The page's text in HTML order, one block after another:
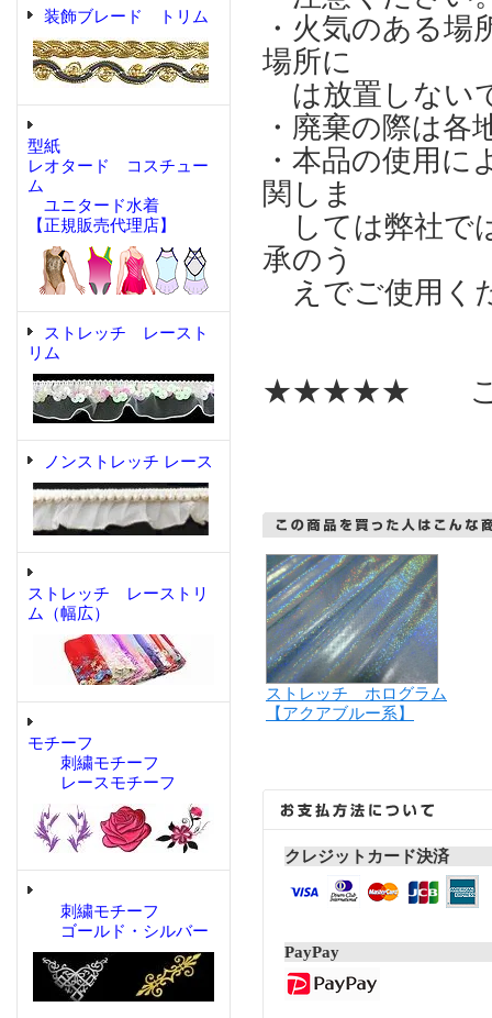
装飾ブレード トリム
型紙
レオタード コスチュー
ム
ユニタード水着
【正規販売代理店】
ストレッチ レースト
リム
ノンストレッチ レース
ストレッチ レーストリ
ム（幅広）
モチーフ
刺繍モチーフ
レースモチーフ
刺繍モチーフ
ゴールド・シルバー
・火気のある場
場所に
は放置しない
・廃棄の際は
・本品の使用
関しま
しては弊社で
承のう
えでご使用く
★★★★★ こ
ストレッチ ホログラム
【アクアブルー系】
クレジットカード決済
PayPay